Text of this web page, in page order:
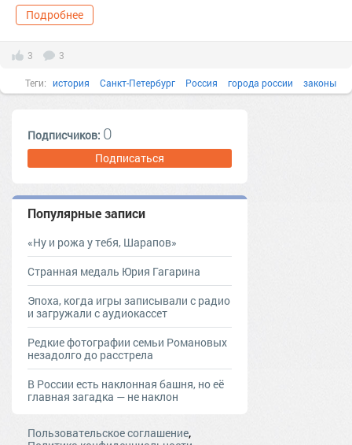
Подробнее
3 3
Теги: история Санкт-Петербург Россия города россии законы
Подписчиков: 0
Подписаться
Популярные записи
«Ну и рожа у тебя, Шарапов»
Странная медаль Юрия Гагарина
Эпоха, когда игры записывали с радио
и загружали с аудиокассет
Редкие фотографии семьи Романовых
незадолго до расстрела
В России есть наклонная башня, но её
главная загадка — не наклон
Пользовательское соглашение,